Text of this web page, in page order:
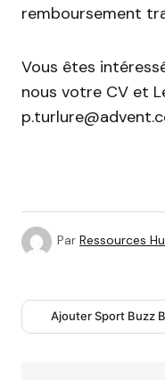
remboursement
Vous êtes
nous votre CV et
Par Ressources
Ajouter Sport Buzz